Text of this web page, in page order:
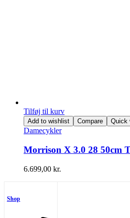
Tilføj til kurv
Add to wishlist Compare Quick
Damecykler
Morrison X 3.0 28 50cm
6.699,00 kr.
Shop